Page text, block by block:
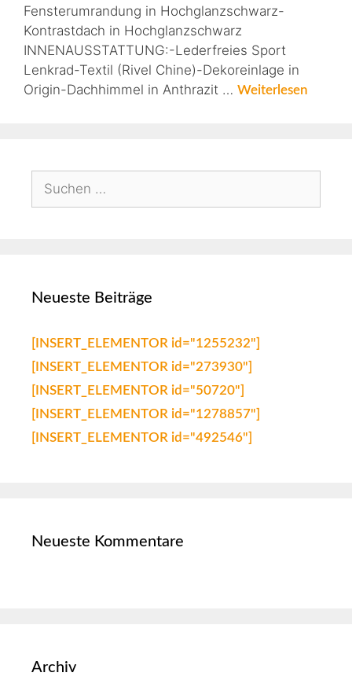
Fensterumrandung in Hochglanzschwarz-
Kontrastdach in Hochglanzschwarz
INNENAUSSTATTUNG:-Lederfreies Sport
Lenkrad-Textil (Rivel Chine)-Dekoreinlage in
Origin-Dachhimmel in Anthrazit … Weiterlesen
Neueste Beiträge
[INSERT_ELEMENTOR id="1255232"]
[INSERT_ELEMENTOR id="273930"]
[INSERT_ELEMENTOR id="50720"]
[INSERT_ELEMENTOR id="1278857"]
[INSERT_ELEMENTOR id="492546"]
Neueste Kommentare
Archiv